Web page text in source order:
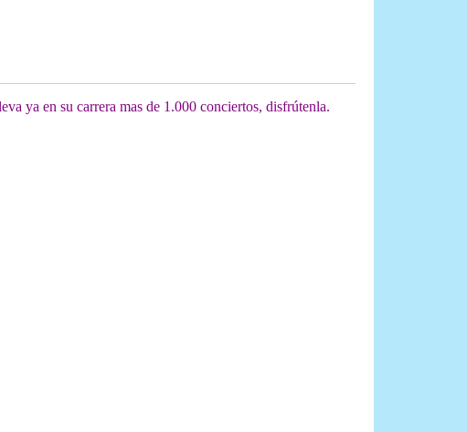
ya en su carrera mas de 1.000 conciertos, disfrútenla.